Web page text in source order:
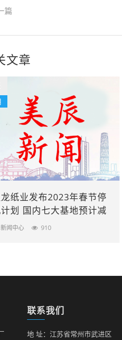
篇
文章
纸业发布2023年春节停
划 国内七大基地预计减
55万吨
新闻中心 910
联系我们
地 址：江苏省常州市武进区